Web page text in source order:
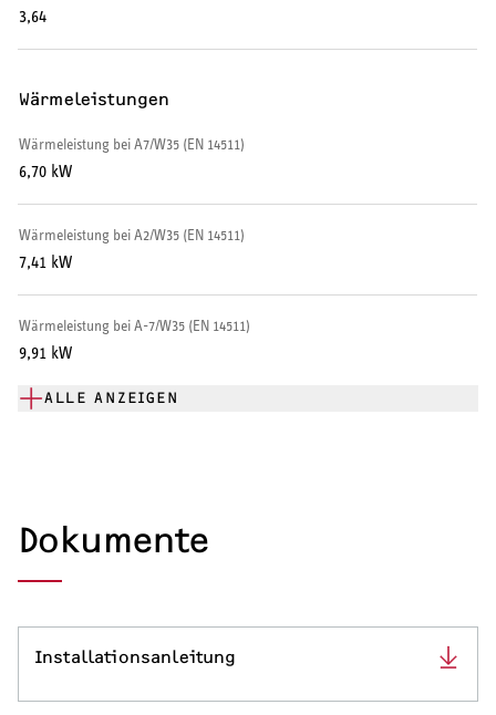
WARMWASSER
Warmwasserspeicher
Warmwasser-Wärmepumpe
Kochendwassergeräte
Händetrockner
SERVICE
3,64
Wärmeleistungen
Wärmeleistung bei A7/W35 (EN 14511)
6,70 kW
Wärmeleistung bei A2/W35 (EN 14511)
7,41 kW
Wärmeleistung bei A-7/W35 (EN 14511)
9,91 kW
ALLE ANZEIGEN
Dokumente
Installationsanleitung